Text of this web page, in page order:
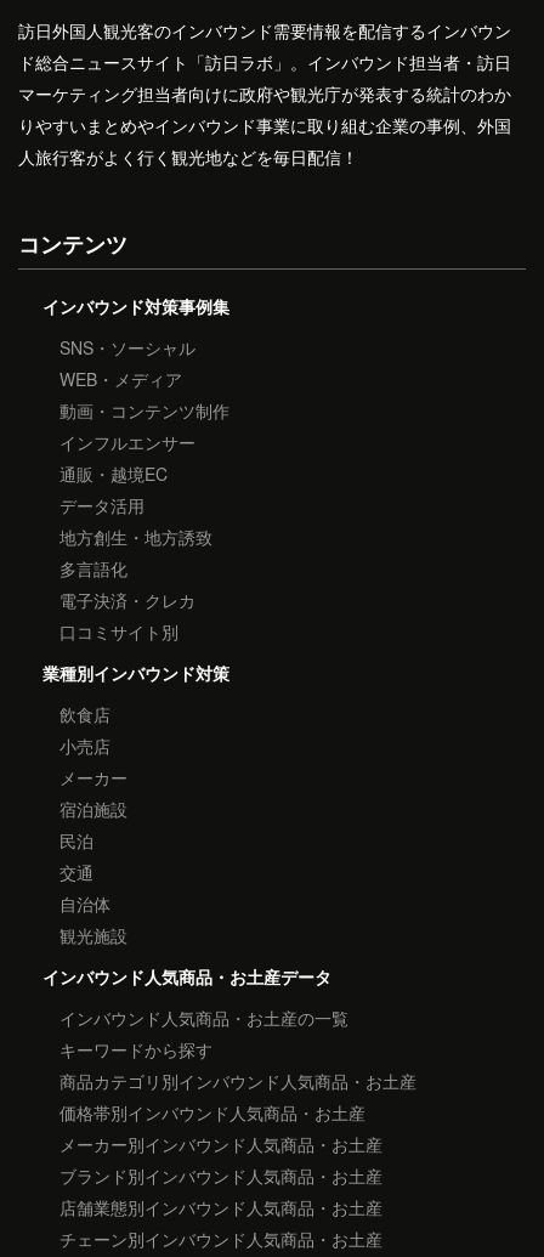
訪日外国人観光客のインバウンド需要情報を配信するインバウン
ド総合ニュースサイト「訪日ラボ」。インバウンド担当者・訪日
マーケティング担当者向けに政府や観光庁が発表する統計のわか
りやすいまとめやインバウンド事業に取り組む企業の事例、外国
人旅行客がよく行く観光地などを毎日配信！
コンテンツ
インバウンド対策事例集
SNS・ソーシャル
WEB・メディア
動画・コンテンツ制作
インフルエンサー
通販・越境EC
データ活用
地方創生・地方誘致
多言語化
電子決済・クレカ
口コミサイト別
業種別インバウンド対策
飲食店
小売店
メーカー
宿泊施設
民泊
交通
自治体
観光施設
インバウンド人気商品・お土産データ
インバウンド人気商品・お土産の一覧
キーワードから探す
商品カテゴリ別インバウンド人気商品・お土産
価格帯別インバウンド人気商品・お土産
メーカー別インバウンド人気商品・お土産
ブランド別インバウンド人気商品・お土産
店舗業態別インバウンド人気商品・お土産
チェーン別インバウンド人気商品・お土産